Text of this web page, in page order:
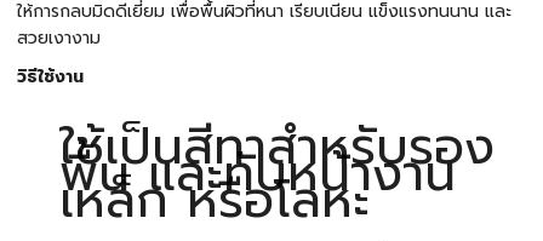
ให้การกลบมิดดีเยี่ยม เพื่อพื้นผิวที่หนา เรียบเนียน แข็งแรงทนนาน และ
สวยเงางาม
วิธีใช้งาน
ใช้เป็นสีทาสำหรับรอง
พื้น และทับหน้างาน
เหล็ก หรือโลหะ